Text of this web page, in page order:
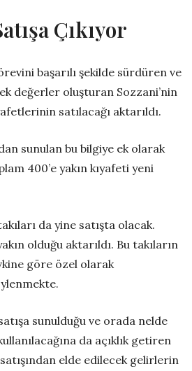
Çıkıyor
başarılı şekilde sürdüren ve
değerler oluşturan Sozzani’nin
satılacağı aktarıldı.
sunulan bu bilgiye ek olarak
400’e yakın kıyafeti yeni
da yine satışta olacak.
olduğu aktarıldı. Bu takıların
göre özel olarak
sunulduğu ve orada nelde
da açıklık getiren
elde edilecek gelirlerin